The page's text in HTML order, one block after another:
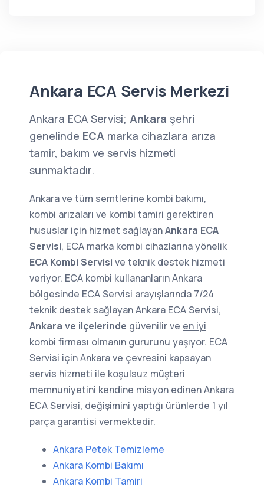
Ankara ECA Servis Merkezi
Ankara ECA Servisi; Ankara şehri
genelinde ECA marka cihazlara arıza
tamir, bakım ve servis hizmeti
sunmaktadır.
Ankara ve tüm semtlerine kombi bakımı,
kombi arızaları ve kombi tamiri gerektiren
hususlar için hizmet sağlayanAnkara ECA
Servisi, ECA marka kombi cihazlarına yönelik
ECA Kombi Servisi ve teknik destek hizmeti
veriyor. ECA kombi kullananların Ankara
bölgesinde ECA Servisi arayışlarında 7/24
teknik destek sağlayan Ankara ECA Servisi,
Ankara ve ilçelerinde güvenilir ve en iyi
kombi firması olmanın gururunu yaşıyor. ECA
Servisi için Ankara ve çevresini kapsayan
servis hizmeti ile koşulsuz müşteri
memnuniyetini kendine misyon edinen Ankara
ECA Servisi, değişimini yaptığı ürünlerde 1 yıl
parça garantisi vermektedir.
Ankara Petek Temizleme
Ankara Kombi Bakımı
Ankara Kombi Tamiri